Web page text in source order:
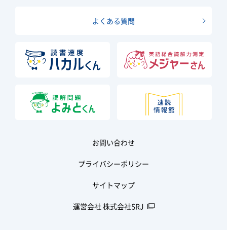
よくある質問
お問い合わせ
プライバシーポリシー
サイトマップ
運営会社 株式会社SRJ